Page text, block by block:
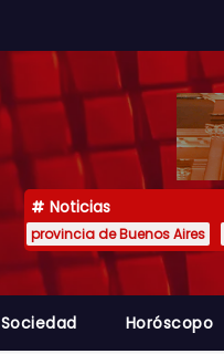
Noticias
provincia de Buenos Aires
Sociedad Horóscopo